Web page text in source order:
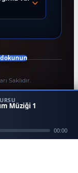
Saklıdır.
Mezun
Müziği 1
00:00